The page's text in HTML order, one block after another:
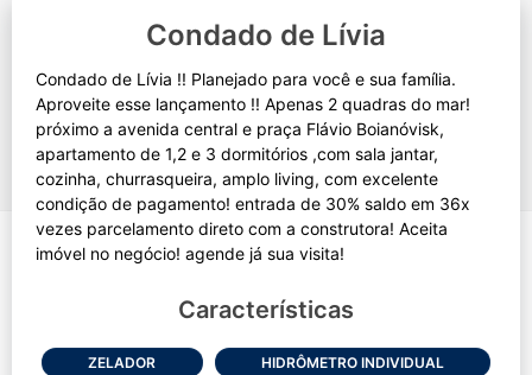
Condado de Lívia
Condado de Lívia !! Planejado para você e sua família.
Aproveite esse lançamento !! Apenas 2 quadras do mar!
próximo a avenida central e praça Flávio Boianóvisk,
apartamento de 1,2 e 3 dormitórios ,com sala jantar,
cozinha, churrasqueira, amplo living, com excelente
condição de pagamento! entrada de 30% saldo em 36x
vezes parcelamento direto com a construtora! Aceita
Características
ZELADOR HIDRÔMETRO INDIVIDUAL